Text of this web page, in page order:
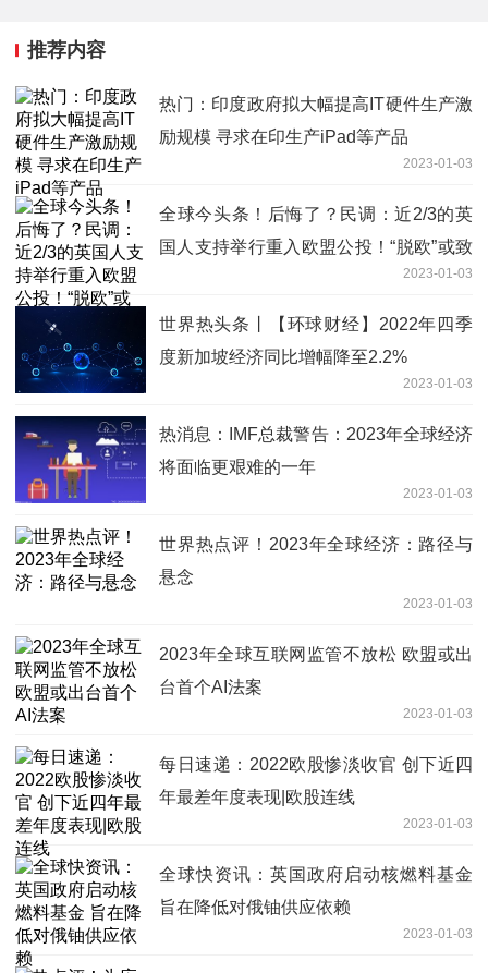
推荐内容
热门：印度政府拟大幅提高IT硬件生产激
励规模 寻求在印生产iPad等产品
2023-01-03
全球今头条！后悔了？民调：近2/3的英
国人支持举行重入欧盟公投！“脱欧”或致
英国上班族人均每年少赚470英镑2023-01-03
世界热头条丨【环球财经】2022年四季
度新加坡经济同比增幅降至2.2%
2023-01-03
热消息：IMF总裁警告：2023年全球经济
将面临更艰难的一年
2023-01-03
世界热点评！2023年全球经济：路径与
悬念
2023-01-03
2023年全球互联网监管不放松 欧盟或出
台首个AI法案
2023-01-03
每日速递：2022欧股惨淡收官 创下近四
年最差年度表现|欧股连线
2023-01-03
全球快资讯：英国政府启动核燃料基金
旨在降低对俄铀供应依赖
2023-01-03